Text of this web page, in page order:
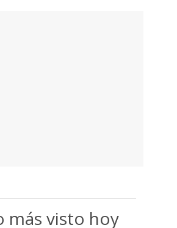
más visto hoy